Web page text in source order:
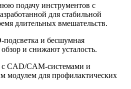
подачу инструментов с
для стабильной
длительных вмешательств.
и бесшумная
и снижают усталость.
с CAD/CAM-системами и
модулем для профилактических